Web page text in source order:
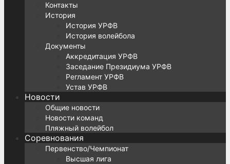
Контакты
История
История УРФВ
История волейбола
Документы
Аккредитация УРФВ
Заседание Президиума УРФВ
Регламент УРФВ
Устав УРФВ
Новости
Общие новости
Новости команд
Пляжный волейбол
Соревнования
Первенство/Чемпионат
Высшая лига